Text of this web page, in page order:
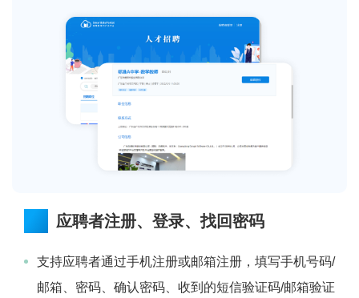
应聘者注册、登录、找回密码
支持应聘者通过手机注册或邮箱注册，填写手机号码/
邮箱、密码、确认密码、收到的短信验证码/邮箱验证